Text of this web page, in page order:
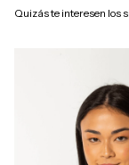
Quizás te interesen los